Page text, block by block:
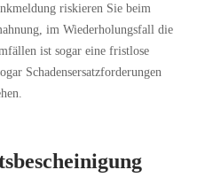
riskieren Sie beim
im Wiederholungsfall die
ist sogar eine fristlose
Schadensersatzforderungen